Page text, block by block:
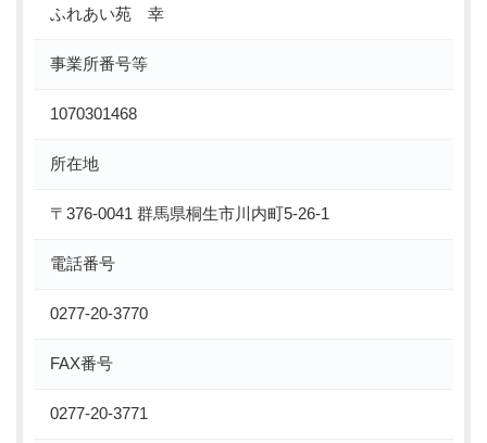
ふれあい苑 幸
事業所番号等
1070301468
所在地
〒376-0041 群馬県桐生市川内町5-26-1
電話番号
0277-20-3770
FAX番号
0277-20-3771